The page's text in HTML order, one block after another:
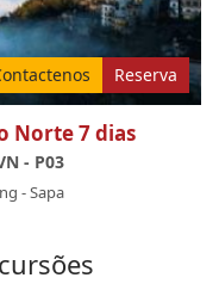
Reserva
Norte 7 dias
- P03
-Sapa